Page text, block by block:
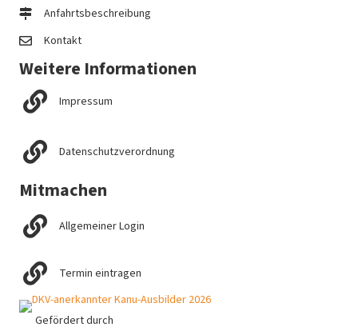
Anfahrtsbeschreibung
Kontakt
Weitere Informationen
Impressum
Datenschutzverordnung
Mitmachen
Allgemeiner Login
Termin eintragen
Gefördert durch